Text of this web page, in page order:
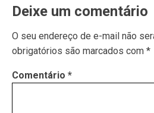
Deixe um comentário
O seu endereço de e-mail não
obrigatórios são marcados com *
Comentário *